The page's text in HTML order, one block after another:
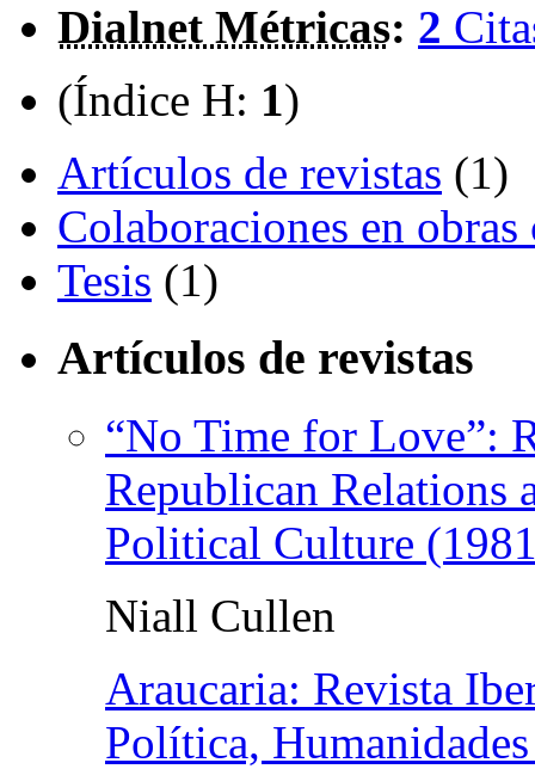
Dialnet Métricas: 2
(Índice H: 1)
Artículos de revistas (1)
Colaboraciones en
Tesis (1)
Artículos de revistas
“No Time for Love”:
Republican Relations
Political Culture
Niall Cullen
Araucaria: Revista
Política,